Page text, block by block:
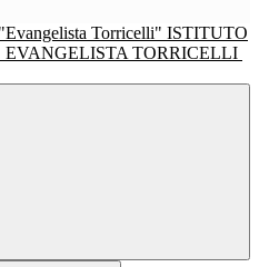
ISTITUTO
EVANGELISTA TORRICELLI